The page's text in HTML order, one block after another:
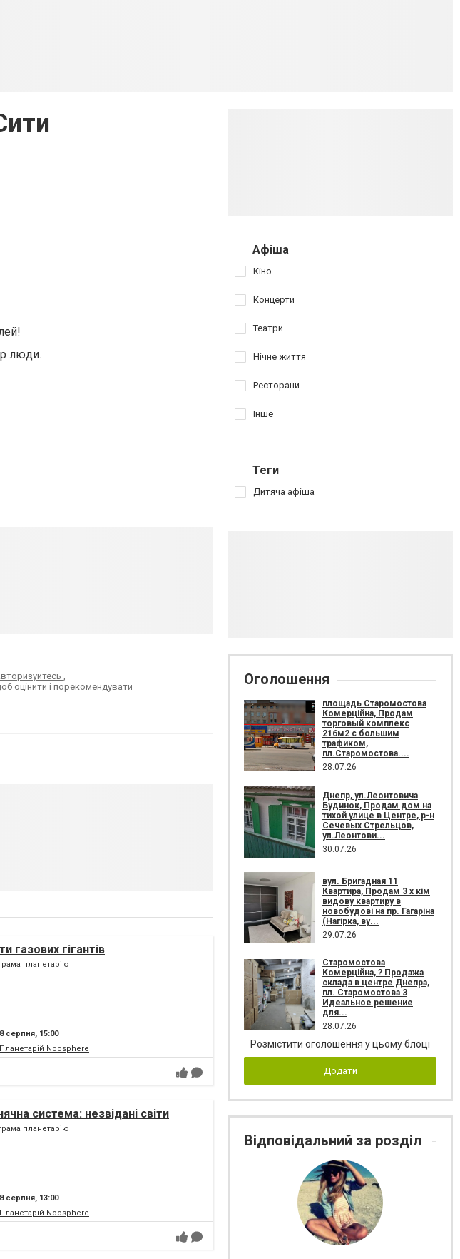
люди.
,
оцінити і порекомендувати
газових гігантів
планетарію
8 серпня, 15:00
Планетарій Noosphere
система: незвідані світи
планетарію
8 серпня, 13:00
Планетарій Noosphere
Афіша
Кіно
Концерти
Театри
Нічне життя
Ресторани
Інше
Теги
Дитяча афіша
Оголошення
площадь Старомостова
Комерційна, Продам
торговый комплекс
216м2 с большим
трафиком,
пл.Старомостова....
28.07.26
Днепр, ул.Леонтовича
Будинок, Продам дом на
тихой улице в Центре, р-н
Сечевых Стрельцов,
ул.Леонтови...
30.07.26
вул. Бригадная 11
Квартира, Продам 3 х кім
видову квартиру в
новобудові на пр. Гагаріна
(Нагірка, ву...
29.07.26
Старомостова
Комерційна, ? Продажа
склада в центре Днепра,
пл. Старомостова 3
Идеальное решение
для...
28.07.26
Розмістити оголошення у цьому блоці
Додати
Відповідальний за розділ